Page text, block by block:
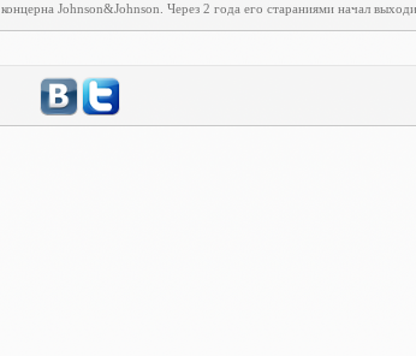
концерна Johnson&Johnson. Через 2 года его стараниями начал